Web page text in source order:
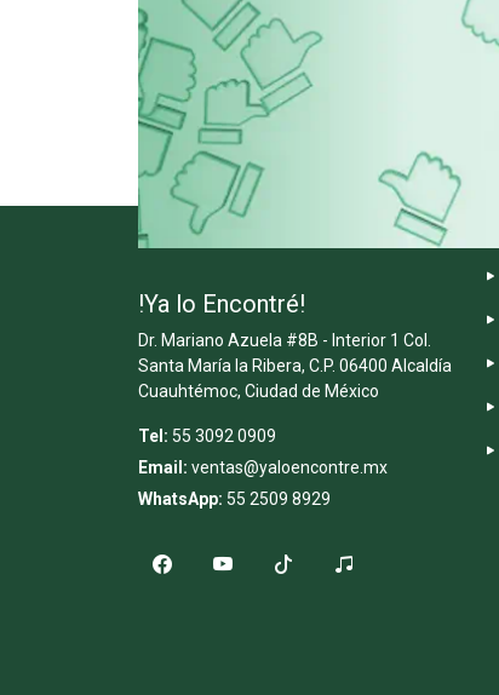
!Ya lo Encontré!
Dr. Mariano Azuela #8B - Interior 1 Col.
Santa María la Ribera, C.P. 06400 Alcaldía
Cuauhtémoc, Ciudad de México
Tel: 55 3092 0909
Email: ventas@yaloencontre.mx
WhatsApp: 55 2509 8929